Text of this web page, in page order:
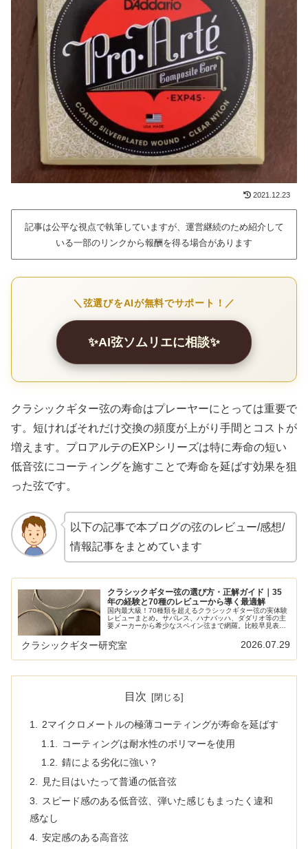
2021.12.23
記事は公平な視点で執筆していますが、運営継続のため紹介して
いる一部のリンクから報酬を得る場合があります
＼弦選びをAIが無料でサポート！／
✨AI弦ソムリエに相談✨
クラシックギター弦の寿命はプレーヤーにとっては重要で
す。短ければそれだけ交換の頻度が上がり手間とコストが
増えます。プロアルテのEXPシリーズは特に寿命の短い
低音弦にコーティングを施すことで寿命を延ばす効果を狙
った弦です。
以下の記事で本ブログの弦のレビュー/感想/
情報記事をまとめています
クラシックギター弦の選び方・正解ガイド｜35
年の経験と70種のレビューから導く最適解
国内最大級！70種類を超えるクラシックギター弦の実体験
レビューまとめ。サバレス、ハナバッハ、ダダリオ等の主
要メーカーから希少なスペイン弦まで網羅。比較早見表や
けます。弦選びに迷う全てのギタリスト必見の保存版ガイ
ド。
クラシックギター研究室 2026.07.29
目次
2マイクロメートルの極薄コーティングが寿命を延ばす
コーティングは耐水性のポリマーを使用
錆による劣化に強い？
見た目はいたって普通の低音弦
スピード感のある低音弦、弾いた感じもまったく違和
感なし
安定感のある高音弦